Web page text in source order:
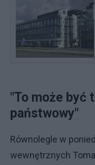
"To może być
państwowy"
Równolegle w
wewnętrznych